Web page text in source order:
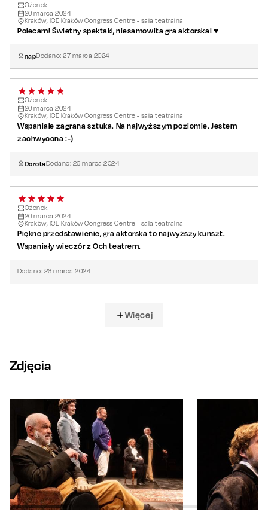
Ożenek
20marca 2024
Kraków, ICE Kraków Congress Centre - sala teatralna
Polecam! Świetny spektakl, niesamowita gra aktorska! ♥️
napDodano:27 marca 2024
Ożenek
20marca 2024
Kraków, ICE Kraków Congress Centre - sala teatralna
Wspaniale zagrana sztuka. Na najwyższym poziomie. Jestem
zachwycona :-)
DorotaDodano: 26 marca 2024
Ożenek
20marca 2024
Kraków, ICE Kraków Congress Centre - sala teatralna
Piękne przedstawienie, gra aktorska to najwyższy kunszt.
Wspaniały wieczór z Och teatrem.
Dodano: 26 marca 2024
Więcej
Zdjęcia